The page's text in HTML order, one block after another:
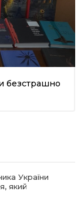
безстрашно
України
який